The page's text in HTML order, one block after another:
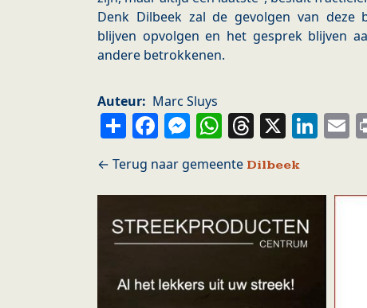
Denk Dilbeek zal de gevolgen van deze
blijven opvolgen en het gesprek blijven
andere betrokkenen.
Auteur Marc Sluys
ShareFacebook
Messenger
WhatsApp
Threads
X
Dilbeek